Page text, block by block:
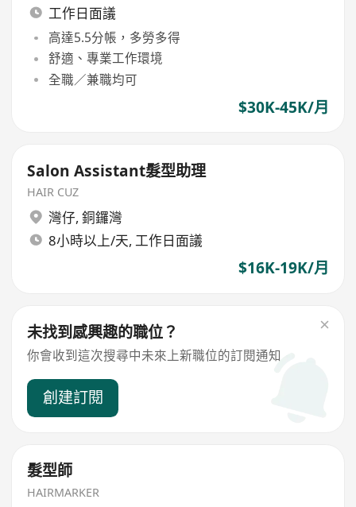
工作日面議
高達5.5分帳，多勞多得
舒適、專業工作環境
全職／兼職均可
$30K-45K/月
Salon Assistant髮型助理
HAIR CUZ
灣仔, 銅鑼灣
8小時以上/天, 工作日面議
$16K-19K/月
未找到感興趣的職位？
你會收到這次搜尋中未來上新職位的訂閱通知
創建訂閱
髮型師
HAIRMARKER